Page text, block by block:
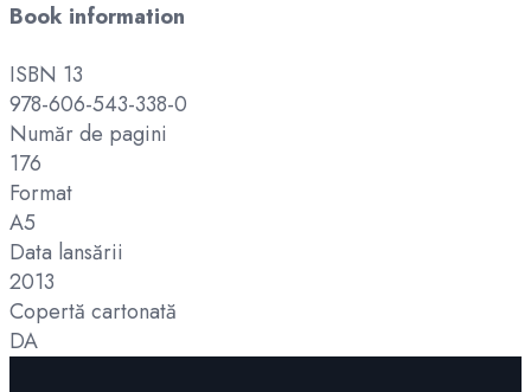
Book information
ISBN 13
978-606-543-338-0
Număr de pagini
176
Format
A5
Data lansării
2013
Copertă cartonată
DA